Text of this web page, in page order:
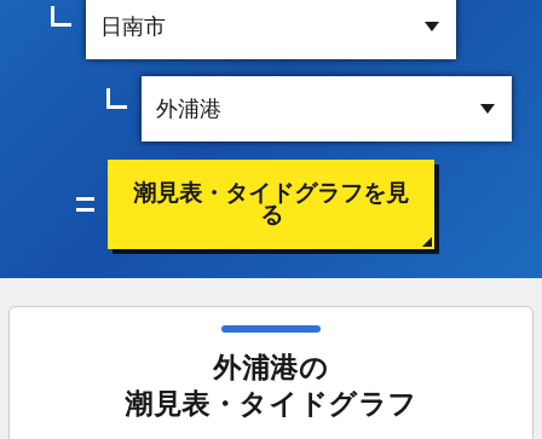
潮見表・タイドグラフを見
る
外浦港の
潮見表・タイドグラフ